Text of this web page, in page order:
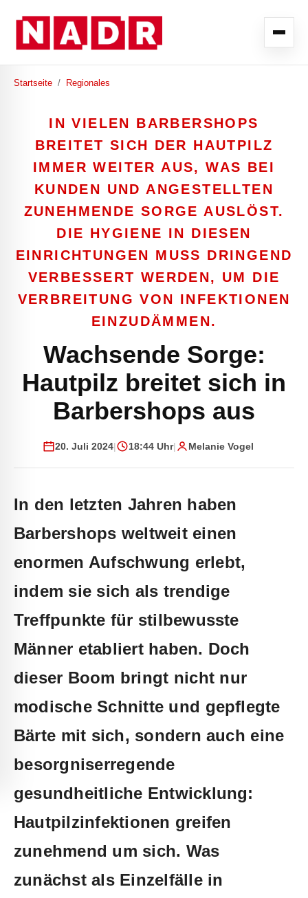
Startseite / Regionales
IN VIELEN BARBERSHOPS
BREITET SICH DER HAUTPILZ
IMMER WEITER AUS, WAS BEI
KUNDEN UND ANGESTELLTEN
ZUNEHMENDE SORGE AUSLÖST.
DIE HYGIENE IN DIESEN
EINRICHTUNGEN MUSS DRINGEND
VERBESSERT WERDEN, UM DIE
VERBREITUNG VON INFEKTIONEN
EINZUDÄMMEN.
Wachsende Sorge:
Hautpilz breitet sich in
Barbershops aus
20. Juli 2024| 18:44 Uhr| Melanie Vogel
In den letzten Jahren haben‌
Barbershops weltweit einen
enormen Aufschwung erlebt,
indem​ sie sich als ⁤trendige
Treffpunkte‍ für ‍stilbewusste​
Männer etabliert ​haben. Doch
dieser‌ Boom bringt ⁤nicht ⁣nur
modische Schnitte und ⁤gepflegte
Bärte ⁤mit sich,​ sondern auch⁤ eine
⁤besorgniserregende⁢
gesundheitliche Entwicklung:
Hautpilzinfektionen greifen​
zunehmend um sich. ‍Was​
zunächst als Einzelfälle ⁤in